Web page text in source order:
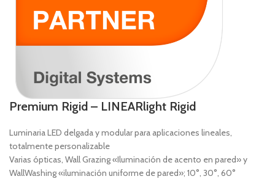
Premium Rigid – LINEARlight Rigid
Luminaria LED delgada y modular para aplicaciones lineales,
totalmente personalizable
Varias ópticas, Wall Grazing «Iluminación de acento en pared» y
WallWashing «iluminación uniforme de pared»; 10°, 30°, 60°